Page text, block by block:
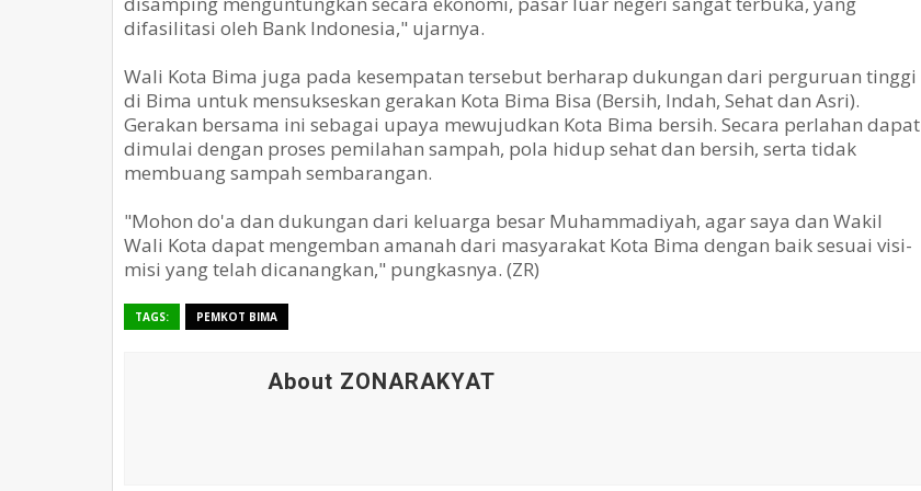
difasilitasi oleh Bank Indonesia," ujarnya.
Wali Kota Bima juga pada kesempatan tersebut berharap dukungan dari perguruan tinggi
di Bima untuk mensukseskan gerakan Kota Bima Bisa (Bersih, Indah, Sehat dan Asri).
Gerakan bersama ini sebagai upaya mewujudkan Kota Bima bersih. Secara perlahan dapat
dimulai dengan proses pemilahan sampah, pola hidup sehat dan bersih, serta tidak
membuang sampah sembarangan.
"Mohon do'a dan dukungan dari keluarga besar Muhammadiyah, agar saya dan Wakil
Wali Kota dapat mengemban amanah dari masyarakat Kota Bima dengan baik sesuai visi-
misi yang telah dicanangkan," pungkasnya. (ZR)
TAGS: PEMKOT BIMA
About ZONARAKYAT